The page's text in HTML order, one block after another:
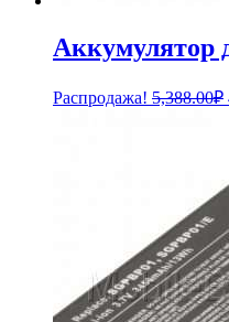
Аккумулятор
Распродажа! 5,388.00₽